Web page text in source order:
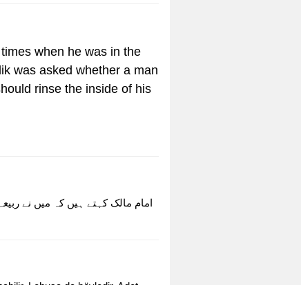
when he was in the
was asked whether a man
rinse the inside of his
امام مالک کہتے ہیں کہ میں نے